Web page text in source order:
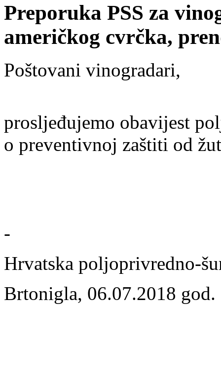
Preporuka PSS za
američkog cvrčka,
Poštovani vinogradari,
prosljeđujemo obavijest
o preventivnoj zaštiti od
-
Hrvatska poljoprivredno-
Brtonigla, 06.07.2018 god.